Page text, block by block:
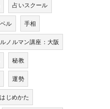
占いスクール
ル 手相
ルノルマン講座：大阪
秘教
運勢
じめかた